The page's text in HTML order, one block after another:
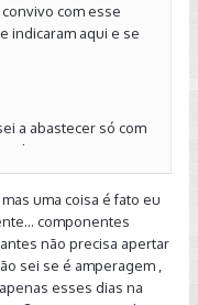
com esse
indicaram aqui e se
a abastecer só com
adiantou para mim
uma coisa é fato eu
componentes
não precisa apertar
sei se é amperagem ,
esses dias na